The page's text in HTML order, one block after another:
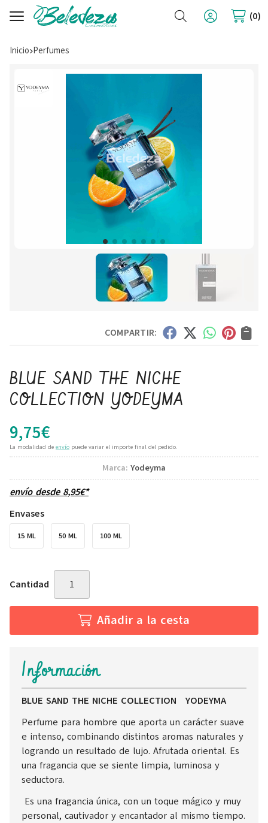
Buscar 0
Inicio perfumes
COMPARTIR:
BLUE SAND THE NICHE
COLLECTION YODEYMA
9,75€
La modalidad de envío puede variar el importe final del pedido.
Marca: Yodeyma
envío desde 8,95€*
Envases
15 ML 50 ML 100 ML
Cantidad
Añadir a la cesta
Información
BLUE SAND THE NICHE COLLECTION YODEYMA
Perfume para hombre que aporta un carácter suave
e intenso, combinando distintos aromas naturales y
logrando un resultado de lujo. Afrutada oriental. Es
una fragancia que se siente limpia, luminosa y
seductora.
Es una fragancia única, con un toque mágico y muy
personal, cautivador y encantador al mismo tiempo.